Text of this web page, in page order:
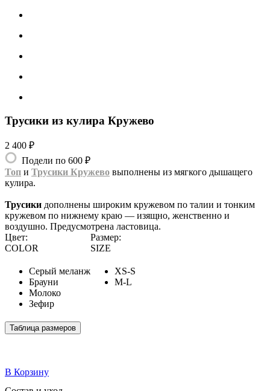
Трусики из кулира Кружево
2 400 ₽
Подели по 600 ₽
Топ и Трусики Кружево выполнены из мягкого дышащего
кулира.
Трусики дополнены широким кружевом по талии и тонким
кружевом по нижнему краю — изящно, женственно и
воздушно. Предусмотрена ластовица.
Цвет:
COLOR
Серый меланж
Брауни
Молоко
Зефир
Размер:
SIZE
XS-S
M-L
Таблица размеров
В Корзину